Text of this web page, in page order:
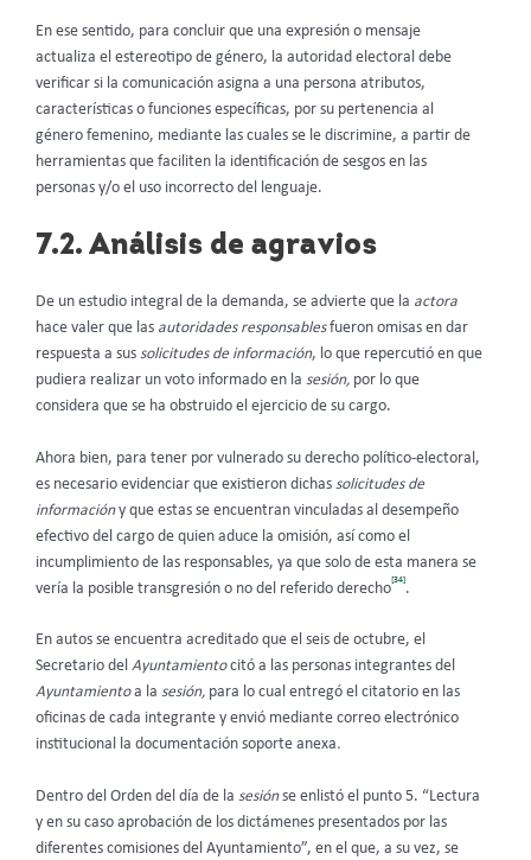
En ese sentido, para concluir que una expresión o mensaje
actualiza el estereotipo de género, la autoridad electoral debe
verificar si la comunicación asigna a una persona atributos,
características o funciones específicas, por su pertenencia al
género femenino, mediante las cuales se le discrimine, a partir de
herramientas que faciliten la identificación de sesgos en las
personas y/o el uso incorrecto del lenguaje.
7.2. Análisis de agravios
De un estudio integral de la demanda, se advierte que la actora
hace valer que las autoridades responsablesfueron omisas en dar
respuesta a sus solicitudes de información, lo que repercutió en que
pudiera realizar un voto informado en la sesión, por lo que
considera que se ha obstruido el ejercicio de su cargo.
Ahora bien, para tener por vulnerado su derecho político-electoral,
es necesario evidenciar que existieron dichas solicitudes de
informacióny que estas se encuentran vinculadas al desempeño
efectivo del cargo de quien aduce la omisión, así como el
incumplimiento de las responsables, ya que solo de esta manera se
vería la posible transgresión o no del referido derecho
[34]
.
En autos se encuentra acreditado que el seis de octubre, el
Secretario del Ayuntamientocitó a las personas integrantes del
Ayuntamientoa la sesión, para lo cual entregó el citatorio en las
oficinas de cada integrante y envió mediante correo electrónico
institucional la documentación soporte anexa.
Dentro del Orden del día de la sesiónse enlistó el punto 5. “Lectura
y en su caso aprobación de los dictámenes presentados por las
diferentes comisiones del Ayuntamiento”, en el que, a su vez, se